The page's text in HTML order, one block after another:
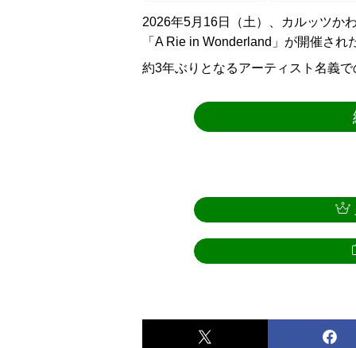
2026年5月16日（土）、カルッツか
「A Rie in Wonderland」が開催され
約3年ぶりとなるアーティスト名義